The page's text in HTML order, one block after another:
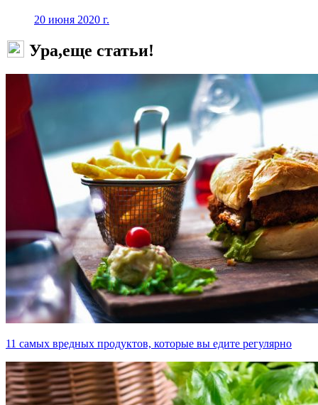
20 июня 2020 г.
Ура,еще статьи!
11 самых вредных продуктов, которые вы едите регулярно